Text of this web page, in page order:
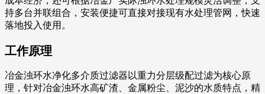
持多台并联组合，安装便捷可直接对接现有水处理管网，快速
落地投入使用。
工作原理
冶金浊环水净化多介质过滤器以重力分层级配过滤为核心原
理，针对冶金浊环水高矿渣、金属粉尘、泥沙的水质特点，精